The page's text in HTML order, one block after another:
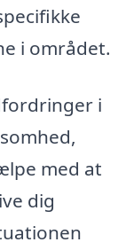
i området.
i
med at
dig